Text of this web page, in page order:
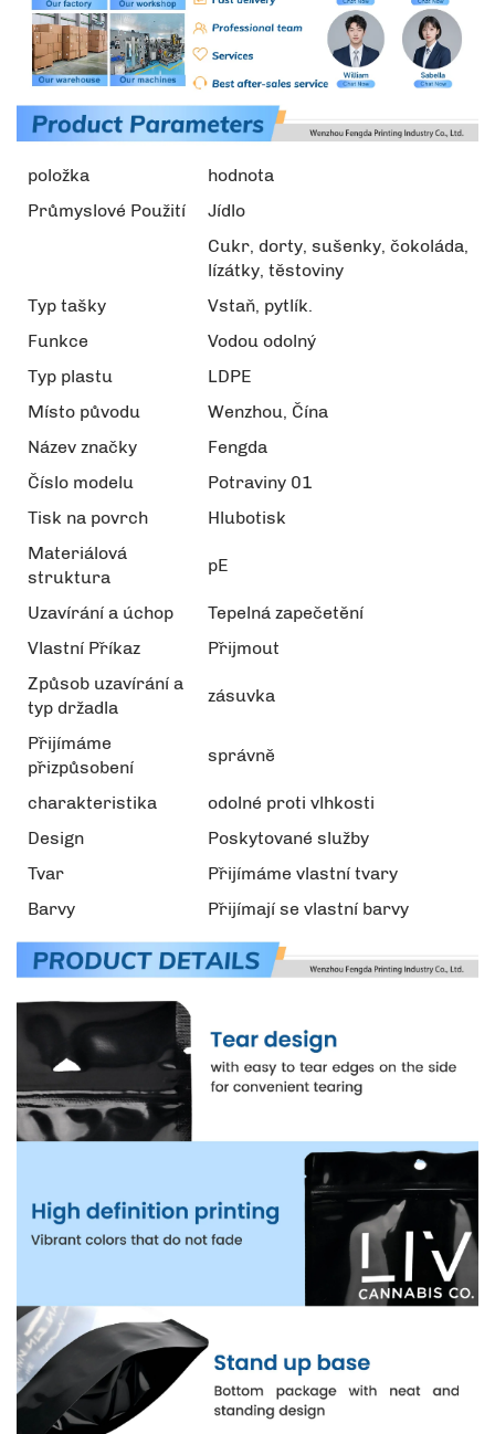
položka
hodnota
Průmyslové Použití
Jídlo
Cukr, dorty, sušenky, čokoláda,
lízátky, těstoviny
Typ tašky
Vstaň, pytlík.
Funkce
Vodou odolný
Typ plastu
LDPE
Místo původu
Wenzhou, Čína
Název značky
Fengda
Číslo modelu
Potraviny 01
Tisk na povrch
Hlubotisk
Materiálová
struktura
pE
Uzavírání a úchop
Tepelná zapečetění
Vlastní Příkaz
Přijmout
Způsob uzavírání a
typ držadla
zásuvka
Přijímáme
přizpůsobení
správně
charakteristika
odolné proti vlhkosti
Design
Poskytované služby
Tvar
Přijímáme vlastní tvary
Barvy
Přijímají se vlastní barvy